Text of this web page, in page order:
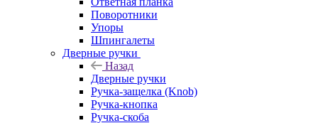
Поворотники
Упоры
Шпингалеты
Дверные ручки
Назад
Дверные ручки
Ручка-защелка (Knob)
Ручка-кнопка
Ручка-скоба